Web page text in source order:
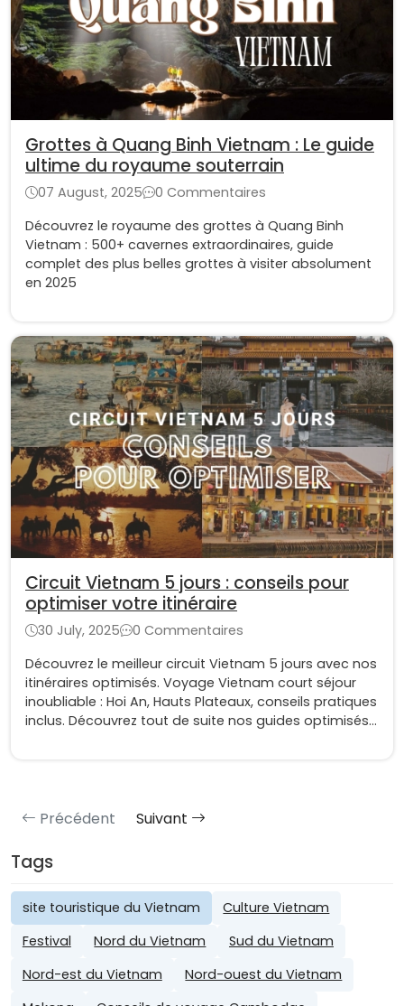
Tags
site touristique du Vietnam
Culture Vietnam
Festival
Nord du Vietnam
Sud du Vietnam
Nord-est du Vietnam
Nord-ouest du Vietnam
Grottes à Quang Binh Vietnam : Le guide
ultime du royaume souterrain
07 August, 2025
0 Commentaires
Découvrez le royaume des grottes à Quang Binh
Vietnam : 500+ cavernes extraordinaires, guide
complet des plus belles grottes à visiter absolument
en 2025
Circuit Vietnam 5 jours : conseils pour
optimiser votre itinéraire
30 July, 2025
0 Commentaires
Découvrez le meilleur circuit Vietnam 5 jours avec nos
itinéraires optimisés. Voyage Vietnam court séjour
inoubliable : Hoi An, Hauts Plateaux, conseils pratiques
inclus. Découvrez tout de suite nos guides optimisés
Précédent Suivant